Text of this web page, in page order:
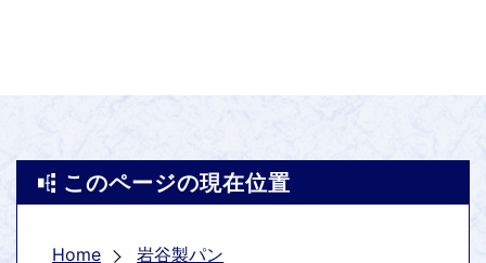
このページの現在位置
Home 岩谷製パン